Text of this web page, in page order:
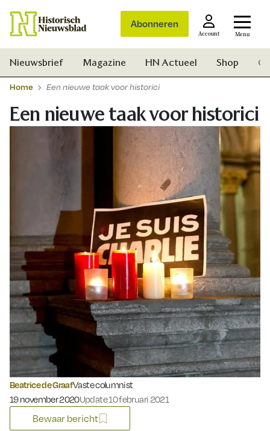
Abonneren
Account Menu
Zoek
Nieuwsbrief Magazine HN Actueel Shop
Home Een nieuwe taak voor historici
Een nieuwe taak voor historici
Beatrice de GraafVaste columnist
Gepubliceerd op:
19 november 2020Update 10 februari 2021
Bewaar bericht